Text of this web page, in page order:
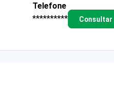
Telefone
**********
Consultar